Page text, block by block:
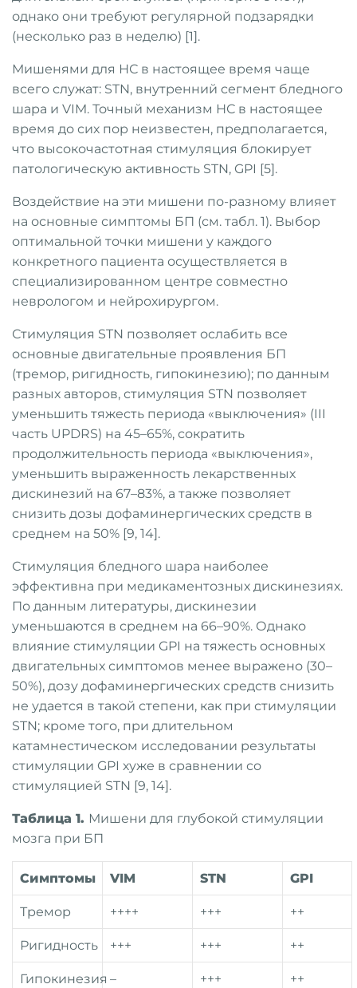
однако они требуют регулярной подзарядки
(несколько раз в неделю) [1].
Мишенями для НС в настоящее время чаще
всего служат: STN, внутренний сегмент бледного
шара и VIM. Точный механизм НС в настоящее
время до сих пор неизвестен, предполагается,
что высокочастотная стимуляция блокирует
патологическую активность STN, GPI [5].
Воздействие на эти мишени по-разному влияет
на основные симптомы БП (см. табл. 1). Выбор
оптимальной точки мишени у каждого
конкретного пациента осуществляется в
специализированном центре совместно
неврологом и нейрохирургом.
Стимуляция STN позволяет ослабить все
основные двигательные проявления БП
(тремор, ригидность, гипокинезию); по данным
разных авторов, стимуляция STN позволяет
уменьшить тяжесть периода «выключения» (III
часть UPDRS) на 45–65%, сократить
продолжительность периода «выключения»,
уменьшить выраженность лекарственных
дискинезий на 67–83%, а также позволяет
снизить дозы дофаминергических средств в
среднем на 50% [9, 14].
Стимуляция бледного шара наиболее
эффективна при медикаментозных дискинезиях.
По данным литературы, дискинезии
уменьшаются в среднем на 66–90%. Однако
влияние стимуляции GPI на тяжесть основных
двигательных симптомов менее выражено (30–
50%), дозу дофаминергических средств снизить
не удается в такой степени, как при стимуляции
STN; кроме того, при длительном
катамнестическом исследовании результаты
стимуляции GPI хуже в сравнении со
стимуляцией STN [9, 14].
Таблица 1. Мишени для глубокой стимуляции
мозга при БП
Симптомы VIM STN GPI
Тремор ++++ +++ ++
Ригидность +++ +++ ++
Гипокинезия – +++ ++